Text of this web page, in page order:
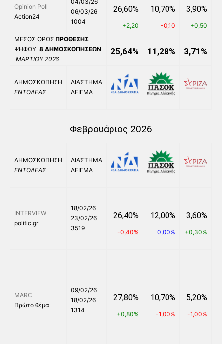
Opinion Poll
Action24
04/03/26
06/03/26
1004
26,60%
+2,20
10,70%
-0,10
3,90%
+0,50
ΜΕΣΟΣ ΟΡΟΣ ΠΡΟΘΕΣΗΣ
ΨΗΦΟΥ 8 ΔΗΜΟΣΚΟΠΗΣΕΩΝ
ΜΑΡΤΙΟΥ 2026
25,64% 11,28% 3,71%
ΔΗΜΟΣΚΟΠΗΣΗ
ΕΝΤΟΛΕΑΣ
ΔΙΑΣΤΗΜΑ
ΔΕΙΓΜΑ
Φεβρουάριος 2026
ΔΗΜΟΣΚΟΠΗΣΗ
ΕΝΤΟΛΕΑΣ
ΔΙΑΣΤΗΜΑ
ΔΕΙΓΜΑ
INTERVIEW
politic.gr
18/02/26
23/02/26
3519
26,40%
-0,40%
12,00%
0,00%
3,60%
+0,30%
MARC
Πρώτο θέμα
09/02/26
18/02/26
1314
27,80%
+0,80%
10,70%
-1,00%
5,20%
-1,00%